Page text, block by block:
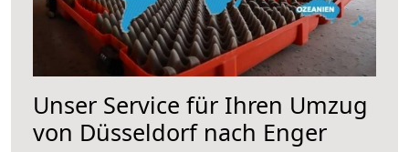
Unser Service für Ihren Umzug
von Düsseldorf nach Enger